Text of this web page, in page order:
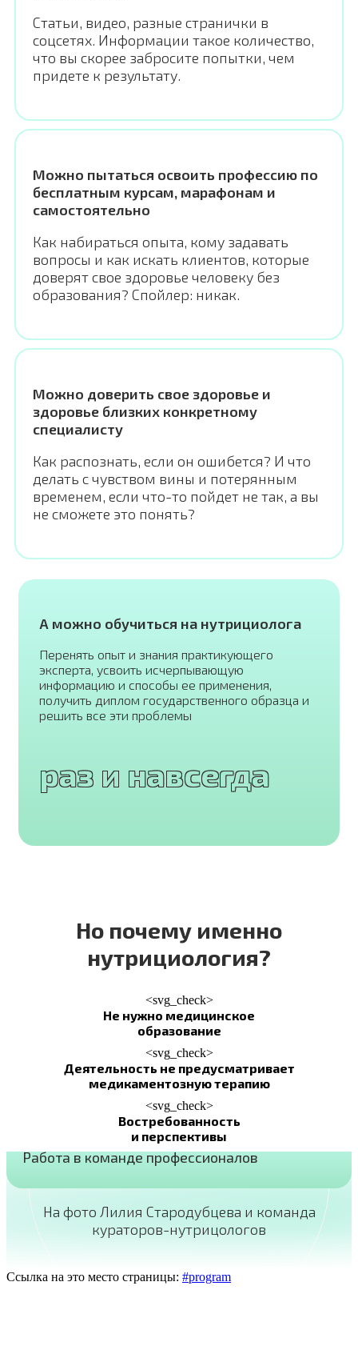
Статьи, видео, разные странички в
соцсетях. Информации такое количество,
что вы скорее забросите попытки, чем
придете к результату.
Можно пытаться освоить профессию по
бесплатным курсам, марафонам и
самостоятельно
Как набираться опыта, кому задавать
вопросы и как искать клиентов, которые
доверят свое здоровье человеку без
образования? Спойлер: никак.
Можно доверить свое здоровье и
здоровье близких конкретному
специалисту
Как распознать, если он ошибется? И что
делать с чувством вины и потерянным
временем, если что-то пойдет не так, а вы
не сможете это понять?
А можно обучиться на нутрициолога
Перенять опыт и знания практикующего
эксперта, усвоить исчерпывающую
информацию и способы ее применения,
получить диплом государственного образца и
решить все эти проблемы
раз и навсегда
Но почему именно
нутрициология?
<svg_check>
Не нужно медицинское
образование
<svg_check>
Деятельность не предусматривает
медикаментозную терапию
<svg_check>
Востребованность
и перспективы
Работа в команде профессионалов
На фото Лилия Стародубцева и команда
кураторов-нутрицологов
Ссылка на это место страницы: #program